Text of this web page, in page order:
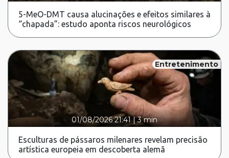
5-MeO-DMT causa alucinações e efeitos similares à
“chapada”: estudo aponta riscos neurológicos
Entretenimento
01/08/2026 21:41 |3 min
Esculturas de pássaros milenares revelam precisão
artística europeia em descoberta alemã